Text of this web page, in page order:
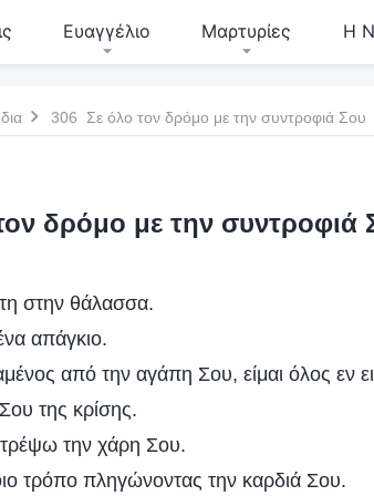
Ευαγγέλιο Μαρτυρίες Η
306 Σε όλο τον δρόμο με την συντροφιά Σου
δρόμο με την συντροφιά
στην θάλασσα.
απάγκιο.
από την αγάπη Σου, είμαι όλος εν
της κρίσης.
την χάρη Σου.
τρόπο πληγώνοντας την καρδιά Σου.